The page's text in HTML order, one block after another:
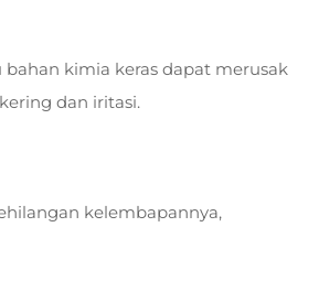
kimia keras dapat merusak
dan iritasi.
kelembapannya,